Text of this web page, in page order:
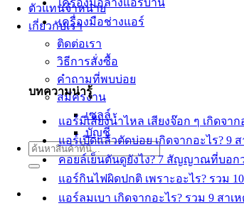
ตัวแทนจำหน่าย
เกี่ยวกับเรา
ติดต่อเรา
วิธีการสั่งซื้อ
คำถามที่พบบ่อย
สมัครงาน
เซลล์
บัญชี
ค้นหา:
เครื่องมือล้างแอร์บ้าน
เครื่องมือช่างแอร์
บทความน่ารู้
แอร์มีเสียงน้ำไหล เสียงจ๊อก ๆ เกิดจา
แอร์เปิดแล้วตัดบ่อย เกิดจากอะไร? 9
คอยล์เย็นตันดูยังไง? 7 สัญญาณที่บอกว่
แอร์กินไฟผิดปกติ เพราะอะไร? รวม
แอร์ลมเบา เกิดจากอะไร? รวม 9 สาเ